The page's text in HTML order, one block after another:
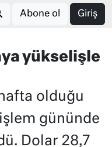
Abone ol Giriş
yükselişle
olduğu
gününde
Dolar 28,7